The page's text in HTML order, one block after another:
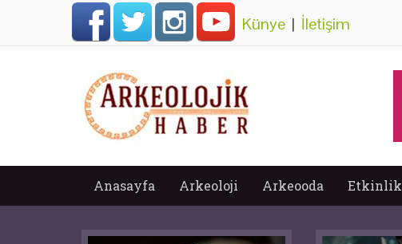
Künye | İletişim
Anasayfa Arkeoloji Arkeooda Etkinlik